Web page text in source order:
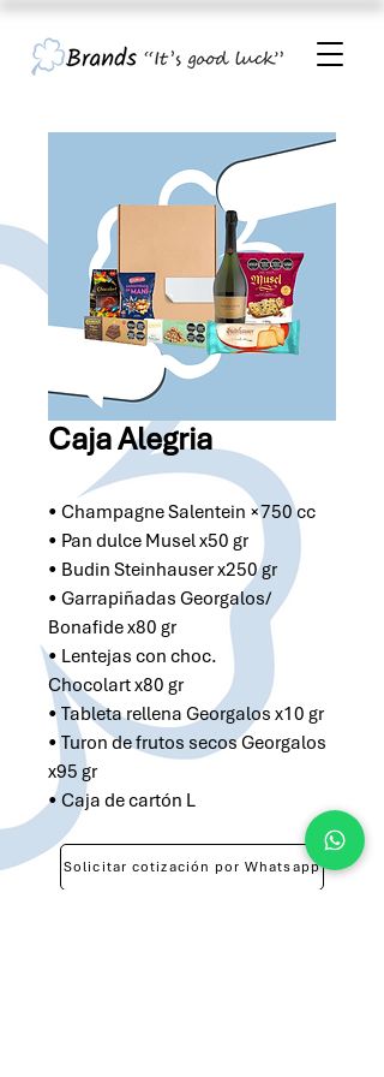
Caja Alegria
• Champagne Salentein ×750 cc
• Pan dulce Musel x50 gr
• Budin Steinhauser x250 gr
• Garrapiñadas Georgalos/
Bonafide x80 gr
• Lentejas con choc.
Chocolart x80 gr
• Tableta rellena Georgalos x10 gr
• Turon de frutos secos Georgalos
x95 gr
• Caja de cartón L
Solicitar cotización por Whatsapp